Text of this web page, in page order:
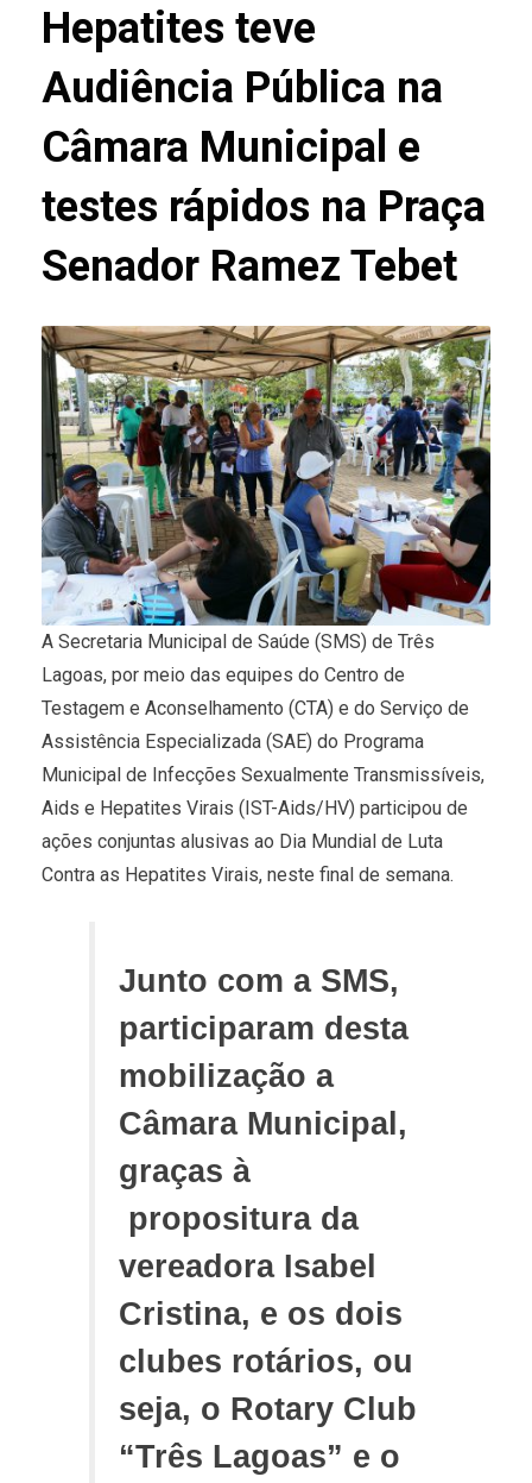
Hepatites teve
Audiência Pública na
Câmara Municipal e
testes rápidos na Praça
Senador Ramez Tebet
A Secretaria Municipal de Saúde (SMS) de Três
Lagoas, por meio das equipes do Centro de
Testagem e Aconselhamento (CTA) e do Serviço de
Assistência Especializada (SAE) do Programa
Municipal de Infecções Sexualmente Transmissíveis,
Aids e Hepatites Virais (IST-Aids/HV) participou de
ações conjuntas alusivas ao Dia Mundial de Luta
Contra as Hepatites Virais, neste final de semana.
Junto com a SMS,
participaram desta
mobilização a
Câmara Municipal,
graças à
propositura da
vereadora Isabel
Cristina, e os dois
clubes rotários, ou
seja, o Rotary Club
“Três Lagoas” e o